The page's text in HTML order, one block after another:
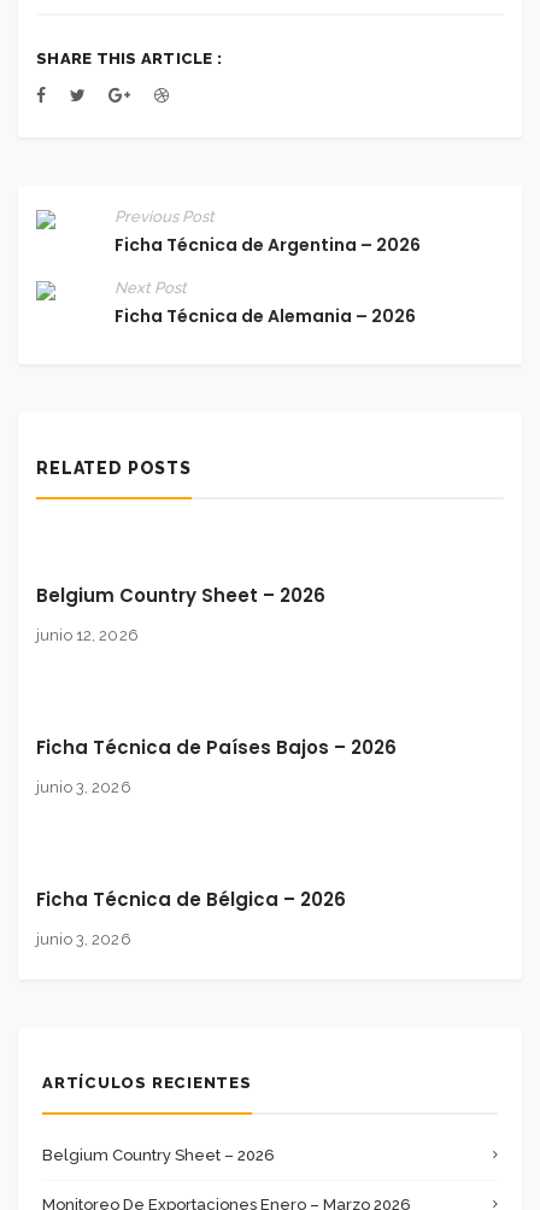
SHARE THIS ARTICLE :
Previous Post
Ficha Técnica de Argentina – 2026
Next Post
Ficha Técnica de Alemania – 2026
RELATED POSTS
Belgium Country Sheet – 2026
junio 12, 2026
Ficha Técnica de Países Bajos – 2026
junio 3, 2026
Ficha Técnica de Bélgica – 2026
junio 3, 2026
ARTÍCULOS RECIENTES
Belgium Country Sheet – 2026
Monitoreo De Exportaciones Enero – Marzo 2026